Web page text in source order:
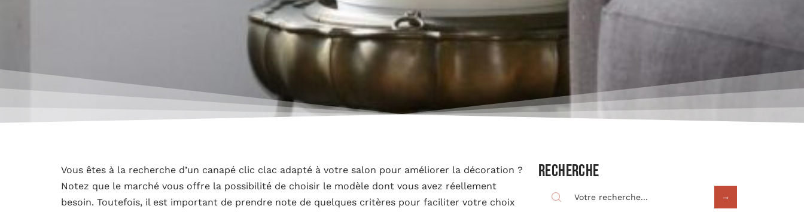
Vous êtes à la recherche d’un canapé clic clac adapté à votre salon pour améliorer la décoration ?
Notez que le marché vous offre la possibilité de choisir le modèle dont vous avez réellement
besoin. Toutefois, il est important de prendre note de quelques critères pour faciliter votre choix
Recherche